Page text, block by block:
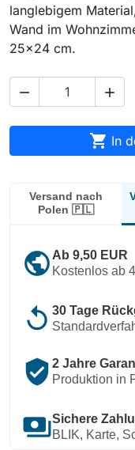
langlebigem
Wand im
25x24 cm.
 
 In
Versand nach
Polen 🇵🇱
public Ab 9,50 EUR
Kostenlos ab
replay 30 Tage
verified_user 2 Jahre
Produktion in
paymentsSichere
BLIK, Karte,